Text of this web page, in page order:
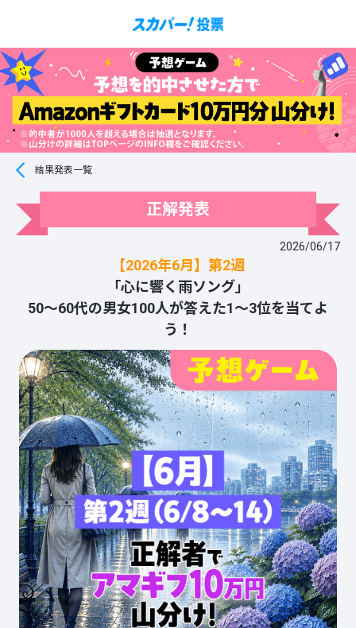
結果発表一覧
正解発表
2026/06/17
【2026年6月】第2週
「心に響く雨ソング」
50～60代の男女100人が答えた1～3位を当てよ
う！